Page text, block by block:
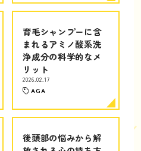
育毛シャンプーに含
まれるアミノ酸系洗
浄成分の科学的なメ
リット
2026.02.17
AGA
後頭部の悩みから解